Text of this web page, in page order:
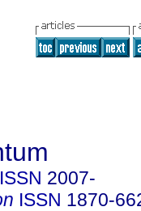
ISSN 2007-
ISSN 1870-